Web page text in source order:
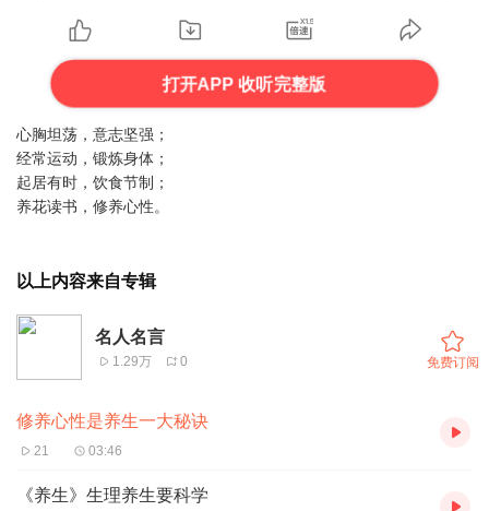
打开APP 收听完整版
心胸坦荡，意志坚强；
经常运动，锻炼身体；
起居有时，饮食节制；
养花读书，修养心性。
以上内容来自专辑
名人名言
1.29万 0 免费订阅
修养心性是养生一大秘诀
21 03:46
《养生》生理养生要科学